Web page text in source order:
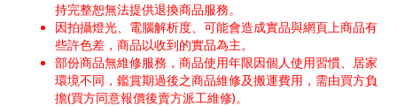
持完整恕無法提供退換商品服務。
因拍攝燈光、電腦解析度、可能會造成實品與網頁上商品有
些許色差，商品以收到的實品為主。
部份商品無維修服務，商品使用年限因個人使用習慣、居家
環境不同，鑑賞期過後之商品維修及搬運費用，需由買方負
擔(買方同意報價後賣方派工維修)。